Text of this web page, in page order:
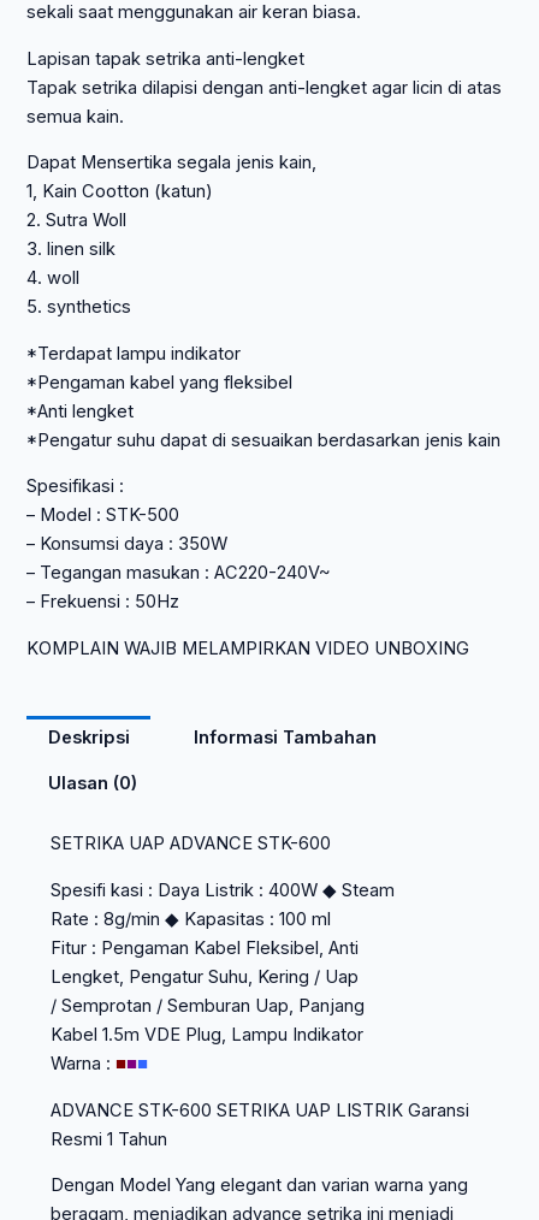
sekali saat menggunakan air keran biasa.
Lapisan tapak setrika anti-lengket
Tapak setrika dilapisi dengan anti-lengket agar licin di atas
semua kain.
Dapat Mensertika segala jenis kain,
1, Kain Cootton (katun)
2. Sutra Woll
3. linen silk
4. woll
5. synthetics
*Terdapat lampu indikator
*Pengaman kabel yang fleksibel
*Anti lengket
*Pengatur suhu dapat di sesuaikan berdasarkan jenis kain
Spesifikasi :
– Model : STK-500
– Konsumsi daya : 350W
– Tegangan masukan : AC220-240V~
– Frekuensi : 50Hz
KOMPLAIN WAJIB MELAMPIRKAN VIDEO UNBOXING
Deskripsi Informasi Tambahan
Ulasan (0)
SETRIKA UAP ADVANCE STK-600
Spesifi kasi : Daya Listrik : 400W ◆ Steam
Rate : 8g/min ◆ Kapasitas : 100 ml
Fitur : Pengaman Kabel Fleksibel, Anti
Lengket, Pengatur Suhu, Kering / Uap
/ Semprotan / Semburan Uap, Panjang
Kabel 1.5m VDE Plug, Lampu Indikator
Warna :■■■
ADVANCE STK-600 SETRIKA UAP LISTRIK Garansi
Resmi 1 Tahun
Dengan Model Yang elegant dan varian warna yang
beragam, menjadikan advance setrika ini menjadi